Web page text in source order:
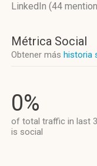
LinkedIn (44
Métrica Social
Obtener más historia
0%
of total traffic in last
is social